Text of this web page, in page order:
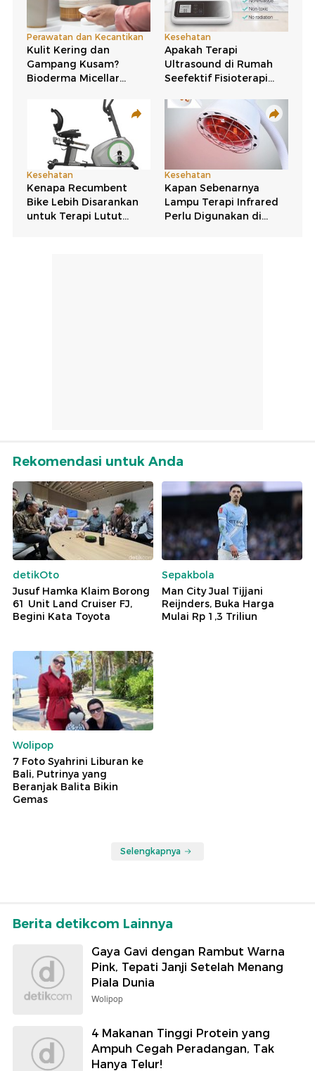
Rekomendasi untuk Anda
detikOto
Jusuf Hamka Klaim Borong
61 Unit Land Cruiser FJ,
Begini Kata Toyota
Sepakbola
Man City Jual Tijjani
Reijnders, Buka Harga
Mulai Rp 1,3 Triliun
Wolipop
7 Foto Syahrini Liburan ke
Bali, Putrinya yang
Beranjak Balita Bikin
Gemas
Selengkapnya
Berita detikcom Lainnya
Gaya Gavi dengan Rambut Warna
Pink, Tepati Janji Setelah Menang
Piala Dunia
Wolipop
4 Makanan Tinggi Protein yang
Ampuh Cegah Peradangan, Tak
Hanya Telur!